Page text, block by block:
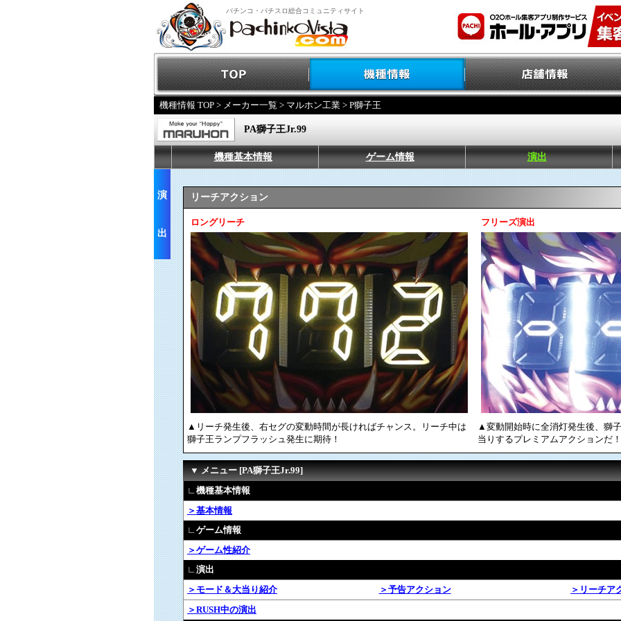
パチンコ・パチスロ総合コミュニティサイト
機種情報 TOP > メーカー一覧 > マルホン工業 > P獅子王
PA獅子王Jr.99
機種基本情報 ゲーム情報 演出
演
出
リーチアクション
ロングリーチ フリーズ演出
▲リーチ発生後、右セグの変動時間が長ければチャンス。リーチ中は
獅子王ランプフラッシュ発生に期待！
▲変動開始時に全消灯発生後、獅
当りするプレミアムアクションだ！
▼ メニュー [PA獅子王Jr.99]
∟機種基本情報
＞基本情報
∟ゲーム情報
＞ゲーム性紹介
∟演出
＞モード＆大当り紹介
＞予告アクション
＞リーチア
＞RUSH中の演出